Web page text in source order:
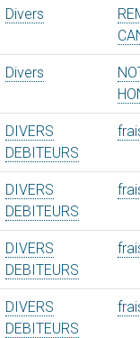
Divers
Divers
DIVERS
DEBITEURS
DIVERS
DEBITEURS
DIVERS
DEBITEURS
DIVERS
DEBITEURS